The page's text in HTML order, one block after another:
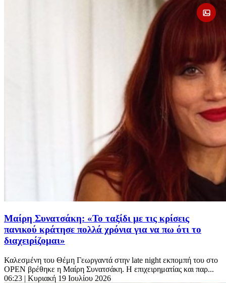
Μαίρη Συνατσάκη: «Το ταξίδι με τις κρίσεις
πανικού κράτησε πολλά χρόνια για να πω ότι το
διαχειρίζομαι»
Καλεσμένη του Θέμη Γεωργαντά στην late night εκπομπή του στο
OPEN βρέθηκε η Μαίρη Συνατσάκη. Η επιχειρηματίας και παρ...
06:23 | Κυριακή 19 Ιουλίου 2026